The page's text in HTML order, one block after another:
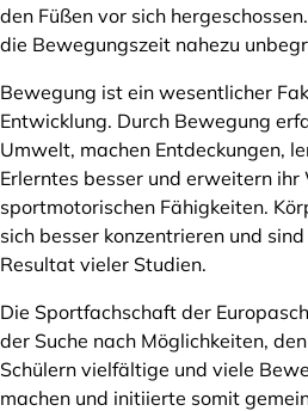
den Füßen vor sich
die Bewegungszeit nahezu
Bewegung ist ein wesentlicher
Entwicklung. Durch Bewegung
Umwelt, machen Entdeckungen,
Erlerntes besser und erweitern ihr
sportmotorischen Fähigkeiten.
sich besser konzentrieren und
Resultat vieler Studien.
Die Sportfachschaft der
der Suche nach Möglichkeiten,
Schülern vielfältige und viele
machen und initiierte somit